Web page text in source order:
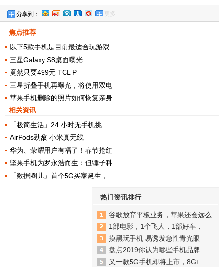
分享到： 更多
焦点推荐
以下5款手机是目前最适合玩游戏
三星Galaxy S8桌面曝光
竟然只要499元 TCL P
三星折叠手机再曝光，将使用双电
苹果手机删除的照片如何恢复亲身
相关资讯
「极简生活」24 小时无手机挑
AirPods劲敌 小米真无线
华为、荣耀用户有福了！春节抢红
坚果手机为罗永浩而生：但锤子科
「数据圈儿」首个5G买家诞生，
热门资讯排行
谷歌放弃平板业务，苹果还会远么
1部电影，1个飞人，1部好车，
摸黑玩手机 易诱发急性青光眼
盘点2019你认为哪些手机品牌
又一款5G手机即将上市，8G+